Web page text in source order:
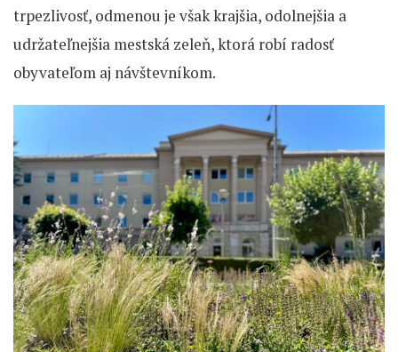
trpezlivosť, odmenou je však krajšia, odolnejšia a
udržateľnejšia mestská zeleň, ktorá robí radosť
obyvateľom aj návštevníkom.